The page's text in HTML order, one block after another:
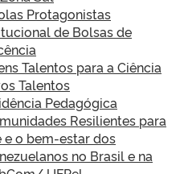
Protagonistas
de Bolsas de
Talentos para a Ciência
Talentos
Pedagógica
Resilientes para
e o bem-estar dos
no Brasil e na